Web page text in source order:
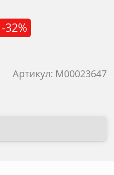
Артикул: М00023647
-32%